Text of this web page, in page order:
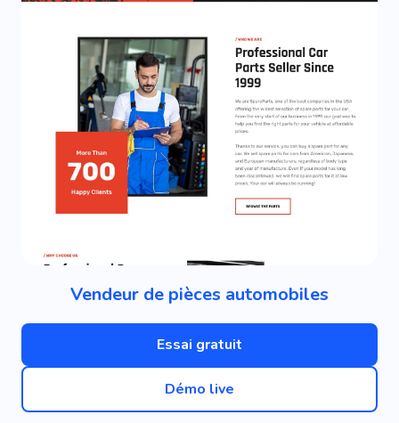
Vendeur de pièces automobiles
Essai gratuit
Démo live